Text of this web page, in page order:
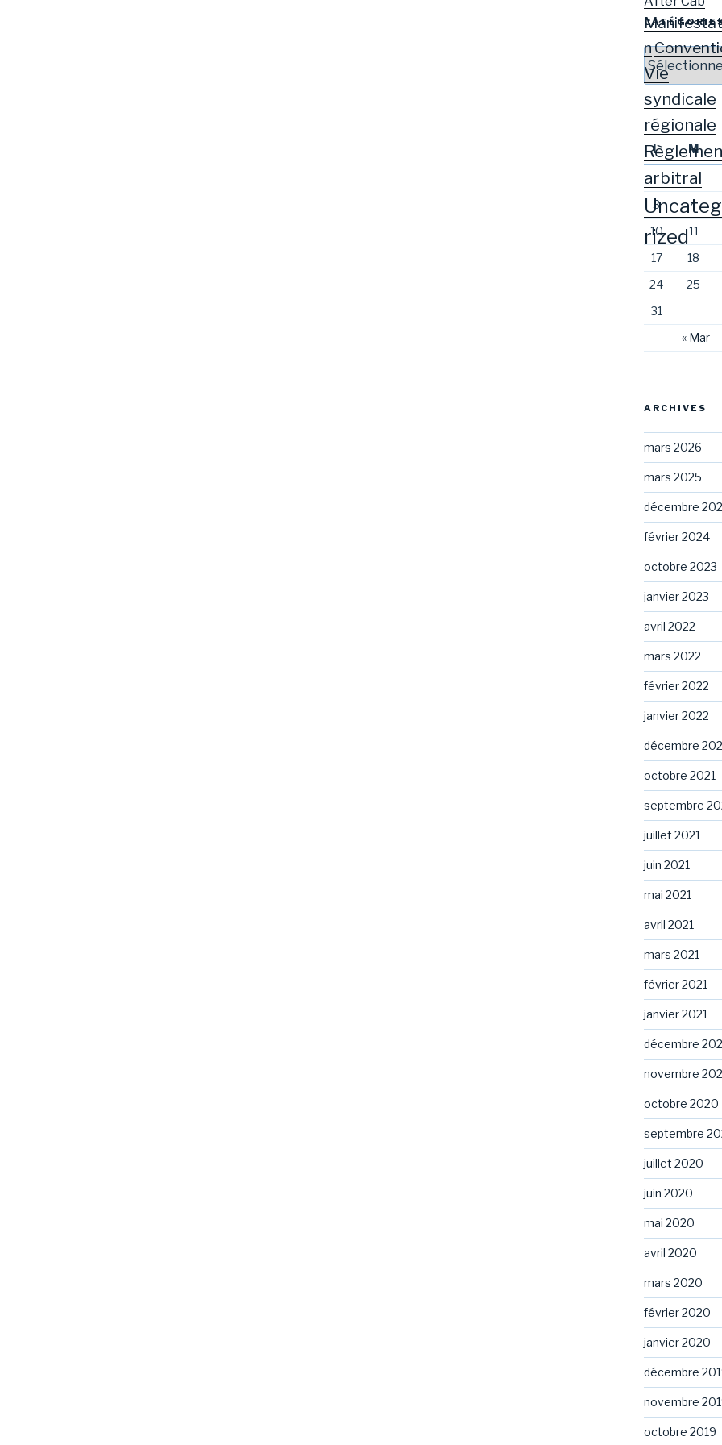
n
Vie
syndicale
régionale
arbitral
rized
Catégories
L M
« Mar
3
4
10
11
17
18
24
25
31
ARCHIVES
mars 2026
mars 2025
décembre
février 2024
octobre 2023
janvier 2023
avril 2022
mars 2022
février 2022
janvier 2022
décembre
octobre 2021
septembre
juillet 2021
juin 2021
mai 2021
avril 2021
mars 2021
février 2021
janvier 2021
décembre
novembre
octobre 2020
septembre
juillet 2020
juin 2020
mai 2020
avril 2020
mars 2020
février 2020
janvier 2020
décembre
novembre
octobre 2019